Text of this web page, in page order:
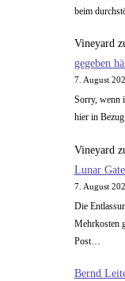
beim
Vineyard
gegeben
7. August
Sorry, wenn
hier in
Vineyard
Lunar
7. August
Die
Mehrkosten
Post…
Bernd